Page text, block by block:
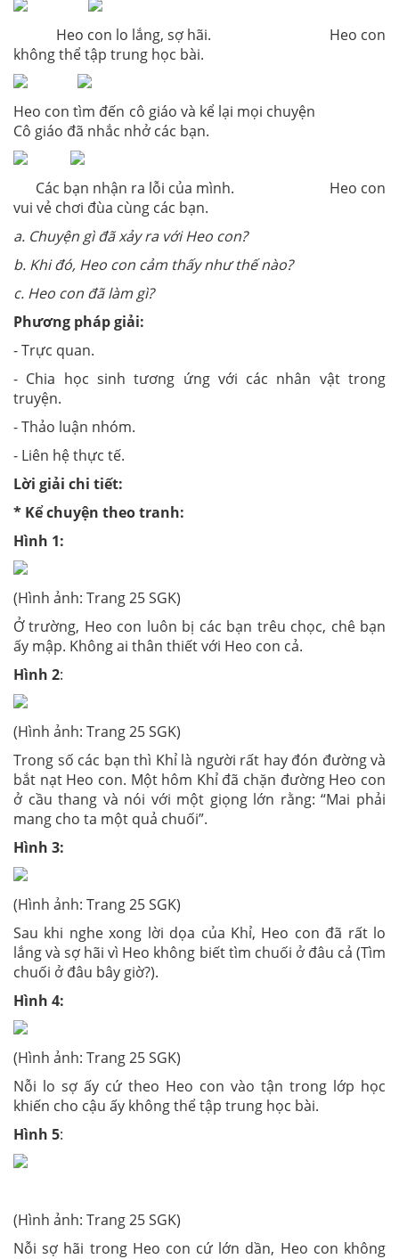
Heo con lo lắng, sợ hãi. Heo con
không thể tập trung học bài.
Heo con tìm đến cô giáo và kể lại mọi chuyện
Cô giáo đã nhắc nhở các bạn.
Các bạn nhận ra lỗi của mình. Heo con
vui vẻ chơi đùa cùng các bạn.
a. Chuyện gì đã xảy ra với Heo con?
b. Khi đó, Heo con cảm thấy như thế nào?
c. Heo con đã làm gì?
Phương pháp giải:
- Trực quan.
- Chia học sinh tương ứng với các nhân vật trong
truyện.
- Thảo luận nhóm.
- Liên hệ thực tế.
Lời giải chi tiết:
* Kể chuyện theo tranh:
Hình 1:
(Hình ảnh: Trang 25 SGK)
Ở trường, Heo con luôn bị các bạn trêu chọc, chê bạn
ấy mập. Không ai thân thiết với Heo con cả.
Hình 2:
(Hình ảnh: Trang 25 SGK)
Trong số các bạn thì Khỉ là người rất hay đón đường và
bắt nạt Heo con. Một hôm Khỉ đã chặn đường Heo con
ở cầu thang và nói với một giọng lớn rằng: “Mai phải
mang cho ta một quả chuối”.
Hình 3:
(Hình ảnh: Trang 25 SGK)
Sau khi nghe xong lời dọa của Khỉ, Heo con đã rất lo
lắng và sợ hãi vì Heo không biết tìm chuối ở đâu cả (Tìm
chuối ở đâu bây giờ?).
Hình 4:
(Hình ảnh: Trang 25 SGK)
Nỗi lo sợ ấy cứ theo Heo con vào tận trong lớp học
khiến cho cậu ấy không thể tập trung học bài.
Hình 5:
(Hình ảnh: Trang 25 SGK)
Nỗi sợ hãi trong Heo con cứ lớn dần, Heo con không